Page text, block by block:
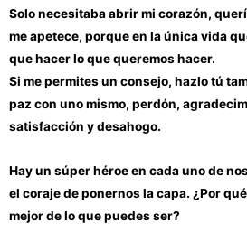
Solo necesitaba abrir mi corazón,
me apetece, porque en la única vida
que hacer lo que queremos hacer.
Si me permites un consejo, hazlo tú
paz con uno mismo, perdón,
satisfacción y desahogo.
Hay un súper héroe en cada uno de
el coraje de ponernos la capa. ¿Por
mejor de lo que puedes ser?